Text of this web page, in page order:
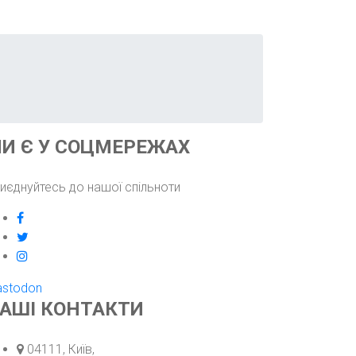
Є У СОЦМЕРЕЖАХ
до нашої спільноти
facebook
instagram
КОНТАКТИ
Адреса:
04111, Київ,